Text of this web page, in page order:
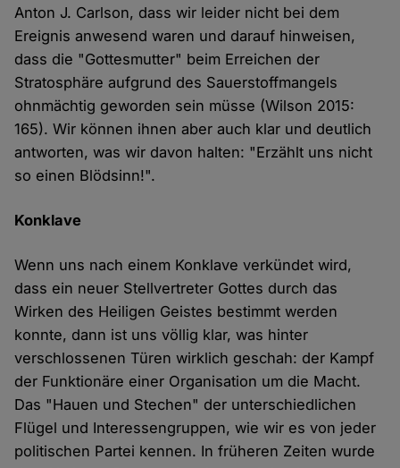
Anton J. Carlson, dass wir leider nicht bei dem
Ereignis anwesend waren und darauf hinweisen,
dass die "Gottesmutter" beim Erreichen der
Stratosphäre aufgrund des Sauerstoffmangels
ohnmächtig geworden sein müsse (Wilson 2015:
165). Wir können ihnen aber auch klar und deutlich
antworten, was wir davon halten: "Erzählt uns nicht
so einen Blödsinn!".
Konklave
Wenn uns nach einem Konklave verkündet wird,
dass ein neuer Stellvertreter Gottes durch das
Wirken des Heiligen Geistes bestimmt werden
konnte, dann ist uns völlig klar, was hinter
verschlossenen Türen wirklich geschah: der Kampf
der Funktionäre einer Organisation um die Macht.
Das "Hauen und Stechen" der unterschiedlichen
Flügel und Interessengruppen, wie wir es von jeder
politischen Partei kennen. In früheren Zeiten wurde